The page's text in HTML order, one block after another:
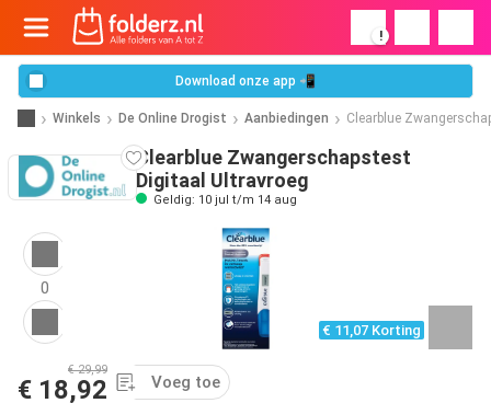
!
Download onze app 📲
Winkels De Online Drogist Aanbiedingen Clearblue
Clearblue Zwangerschapstest
Digitaal Ultravroeg
Geldig: 10 jul t/m 14 aug
0
€ 11,07 Korting
€ 29,99
€ 18,92
Voeg toe